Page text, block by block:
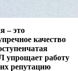
– это
качество
упрощает работу
репутацию